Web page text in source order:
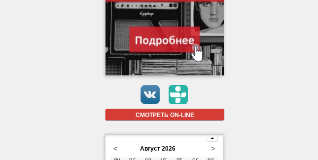
СМОТРЕТЬ ON-LINE
< >
Август 2026